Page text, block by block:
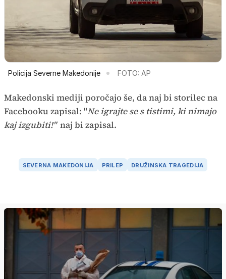
Policija Severne Makedonije FOTO: AP
Makedonski mediji poročajo še, da naj bi storilec na
Facebooku zapisal: "Ne igrajte se s tistimi, ki nimajo
kaj izgubiti!" naj bi zapisal.
SEVERNA MAKEDONIJA PRILEP DRUŽINSKA TRAGEDIJA